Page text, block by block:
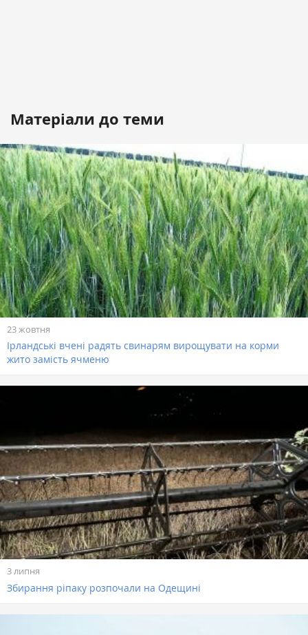
Матеріали до теми
23 жовтня
Ірландські вчені радять свинарям вирощувати на корми
жито замість ячменю
3 липня
Збирання ріпаку розпочали на Одещині